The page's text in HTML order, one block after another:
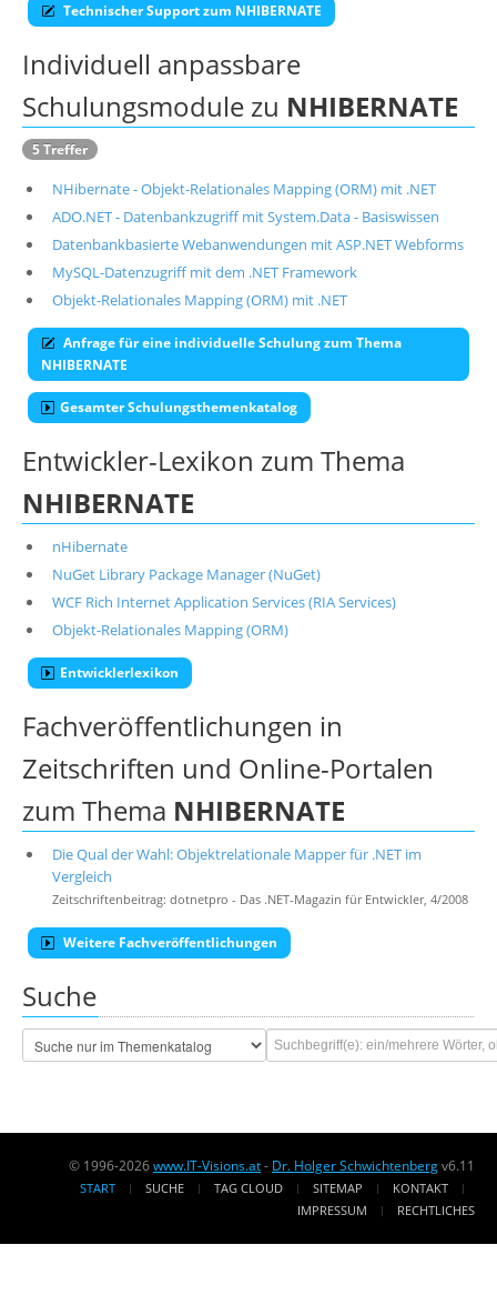
Technischer Support zum NHIBERNATE
Individuell anpassbare
Schulungsmodule zu NHIBERNATE
5 Treffer
NHibernate - Objekt-Relationales Mapping (ORM) mit .NET
ADO.NET - Datenbankzugriff mit System.Data - Basiswissen
Datenbankbasierte Webanwendungen mit ASP.NET Webforms
MySQL-Datenzugriff mit dem .NET Framework
Objekt-Relationales Mapping (ORM) mit .NET
Anfrage für eine individuelle Schulung zum Thema
NHIBERNATE
Gesamter Schulungsthemenkatalog
Entwickler-Lexikon zum Thema
NHIBERNATE
nHibernate
NuGet Library Package Manager (NuGet)
WCF Rich Internet Application Services (RIA Services)
Objekt-Relationales Mapping (ORM)
Entwicklerlexikon
Fachveröffentlichungen in
Zeitschriften und Online-Portalen
zum Thema NHIBERNATE
Die Qual der Wahl: Objektrelationale Mapper für .NET im
Vergleich
Zeitschriftenbeitrag: dotnetpro - Das .NET-Magazin für Entwickler, 4/2008
Weitere Fachveröffentlichungen
Suche
© 1996-2026www.IT-Visions.at- Dr. Holger Schwichtenbergv6.11
START SUCHE TAG CLOUD SITEMAP
KONTAKT
IMPRESSUM
RECHTLICHES